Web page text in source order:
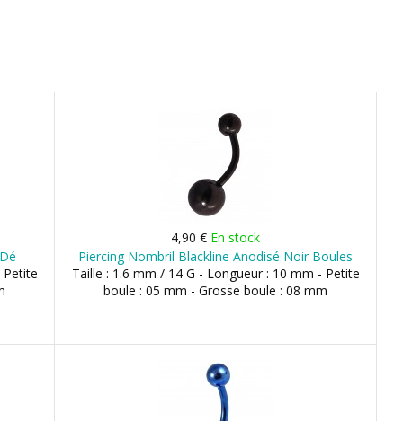
Petite
4,90 € En stock
Piercing Nombril Blackline Anodisé Noir Boules
Taille : 1.6 mm / 14 G - Longueur : 10 mm - Petite
boule : 05 mm - Grosse boule : 08 mm